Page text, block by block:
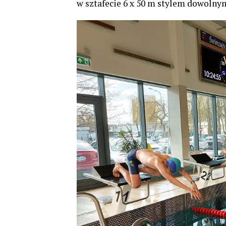
w sztafecie 6 x 50 m stylem